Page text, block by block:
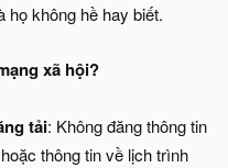
họ không hề hay biết.
xã hội?
tải: Không đăng thông tin
thông tin về lịch trình